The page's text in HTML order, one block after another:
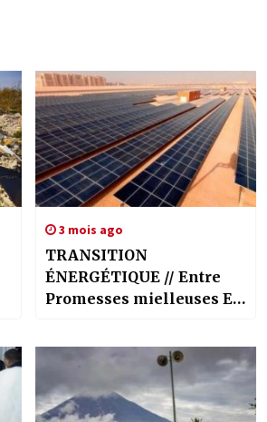
3 mois ago
TRANSITION
ÉNERGÉTIQUE // Entre
Promesses mielleuses Et